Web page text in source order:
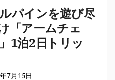
パインを遊び尽
「アームチェ
1泊2日トリッ
7月15日